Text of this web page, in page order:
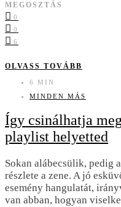
MEGOSZTÁS
0
0
6
OLVASS TOVÁBB
6 MIN
MINDEN MÁS
Így csinálhatja
playlist helyetted
Sokan alábecsülik, pedig
részlete a zene. A jó
esemény hangulatát,
van abban, hogyan